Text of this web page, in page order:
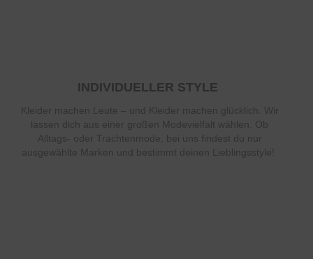
INDIVIDUELLER STYLE
Kleider machen Leute – und Kleider machen glücklich. Wir
lassen dich aus einer großen Modevielfalt wählen. Ob
Alltags- oder Trachtenmode, bei uns findest du nur
ausgewählte Marken und bestimmt deinen Lieblingsstyle!